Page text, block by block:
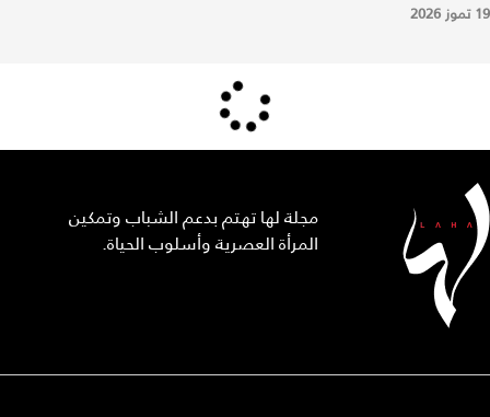
19 تموز 2026
مجلة لها تهتم بدعم الشباب وتمكين
المرأة العصرية وأسلوب الحياة.